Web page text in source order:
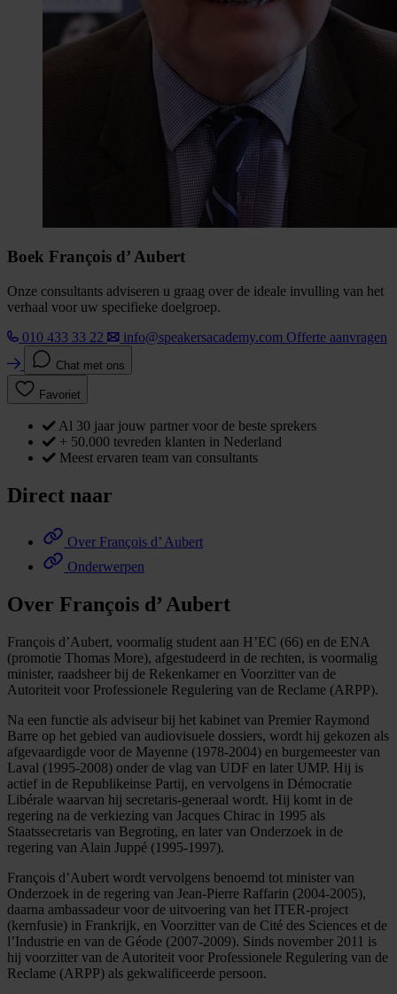
Boek François d’ Aubert
Onze consultants adviseren u graag over de ideale invulling van het
verhaal voor uw specifieke doelgroep.
010 433 33 22
info@speakersacademy.com Offerte aanvragen
Chat met ons
Favoriet
Al 30 jaar jouw partner voor de beste sprekers
+ 50.000 tevreden klanten in Nederland
Meest ervaren team van consultants
Direct naar
Over François d’ Aubert
Onderwerpen
Over François d’ Aubert
François d’Aubert, voormalig student aan H’EC (66) en de ENA
(promotie Thomas More), afgestudeerd in de rechten, is voormalig
minister, raadsheer bij de Rekenkamer en Voorzitter van de
Autoriteit voor Professionele Regulering van de Reclame (ARPP).
Na een functie als adviseur bij het kabinet van Premier Raymond
Barre op het gebied van audiovisuele dossiers, wordt hij gekozen als
afgevaardigde voor de Mayenne (1978-2004) en burgemeester van
Laval (1995-2008) onder de vlag van UDF en later UMP. Hij is
actief in de Republikeinse Partij, en vervolgens in Démocratie
Libérale waarvan hij secretaris-generaal wordt. Hij komt in de
regering na de verkiezing van Jacques Chirac in 1995 als
Staatssecretaris van Begroting, en later van Onderzoek in de
regering van Alain Juppé (1995-1997).
François d’Aubert wordt vervolgens benoemd tot minister van
Onderzoek in de regering van Jean-Pierre Raffarin (2004-2005),
daarna ambassadeur voor de uitvoering van het ITER-project
(kernfusie) in Frankrijk, en Voorzitter van de Cité des Sciences et de
l’Industrie en van de Géode (2007-2009). Sinds november 2011 is
hij voorzitter van de Autoriteit voor Professionele Regulering van de
Reclame (ARPP) als gekwalificeerde persoon.